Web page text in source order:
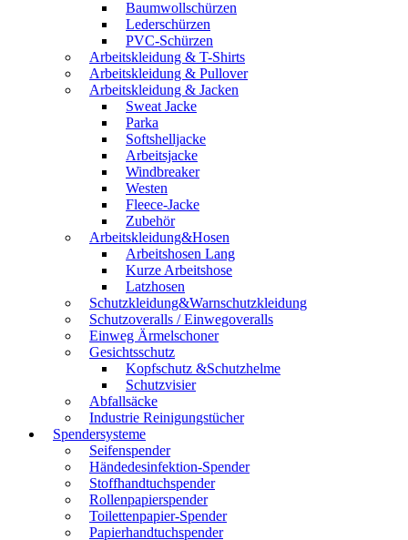
Baumwollschürzen
Lederschürzen
PVC-Schürzen
Arbeitskleidung & T-Shirts
Arbeitskleidung & Pullover
Arbeitskleidung & Jacken
Sweat Jacke
Parka
Softshelljacke
Arbeitsjacke
Windbreaker
Westen
Fleece-Jacke
Zubehör
Arbeitskleidung&Hosen
Arbeitshosen Lang
Kurze Arbeitshose
Latzhosen
Schutzkleidung&Warnschutzkleidung
Schutzoveralls / Einwegoveralls
Einweg Ärmelschoner
Gesichtsschutz
Kopfschutz &Schutzhelme
Schutzvisier
Abfallsäcke
Industrie Reinigungstücher
Spendersysteme
Seifenspender
Händedesinfektion-Spender
Stoffhandtuchspender
Rollenpapierspender
Toilettenpapier-Spender
Papierhandtuchspender